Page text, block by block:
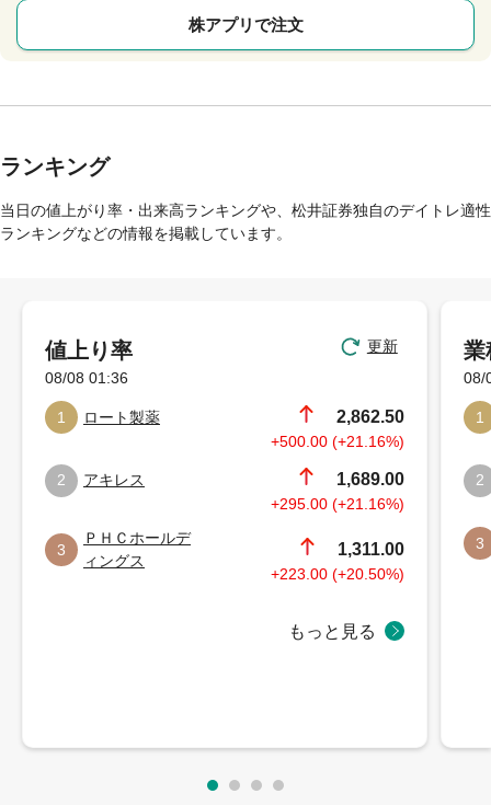
株アプリで注文
ランキング
当日の値上がり率・出来高ランキングや、松井証券独自のデイトレ適性
ランキングなどの情報を掲載しています。